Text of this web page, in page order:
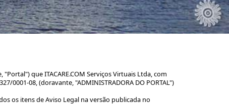
"Portal") que ITACARE.COM Serviços Virtuais Ltda, com
0001-08, (doravante, "ADMINISTRADORA DO PORTAL")
os itens de Aviso Legal na versão publicada no